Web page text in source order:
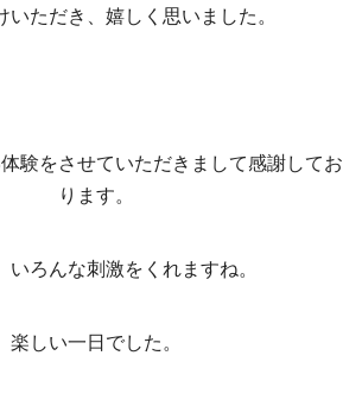
いただき、嬉しく思いました。
験をさせていただきまして感謝してお
ります。
いろんな刺激をくれますね。
楽しい一日でした。